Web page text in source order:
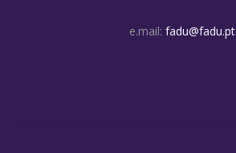
e.mail: fadu@fadu.pt